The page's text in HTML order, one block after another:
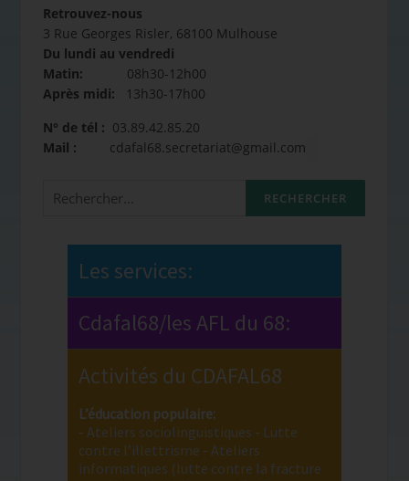
Retrouvez-nous
3 Rue Georges Risler, 68100 Mulhouse
Du lundi au vendredi
Matin: 08h30-12h00
Après midi: 13h30-17h00
N° de tél : 03.89.42.85.20
Mail : cdafal68.secretariat@gmail.com